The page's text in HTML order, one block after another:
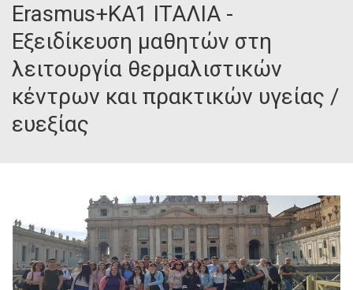
Εrasmus+KA1 ΙΤΑΛΙΑ -
Εξειδίκευση μαθητών στη
λειτουργία θερμαλιστικών
κέντρων και πρακτικών υγείας /
ευεξίας